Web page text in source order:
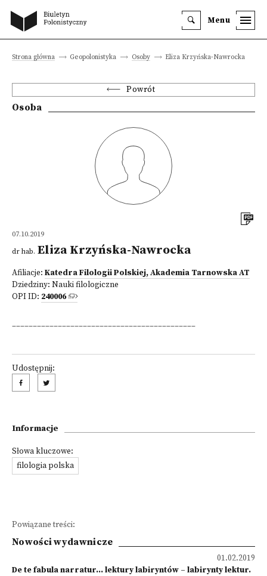
Menu
Strona główna Geopolonistyka Osoby Eliza Krzyńska-Nawrocka
Powrót
Osoba
07.10.2019
dr hab. Eliza Krzyńska-Nawrocka
Afiliacje: Katedra Filologii Polskiej, Akademia Tarnowska AT
Dziedziny: Nauki filologiczne
OPI ID: 240006
____________________________________________
Udostępnij:
Informacje
Słowa kluczowe:
filologia polska
Powiązane treści:
Nowości wydawnicze
01.02.2019
De te fabula narratur... lektury labiryntów – labirynty lektur.